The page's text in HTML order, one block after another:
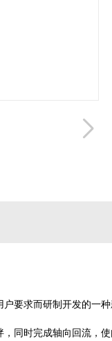
要求而研制开发的一种
，同时完成轴向回流，